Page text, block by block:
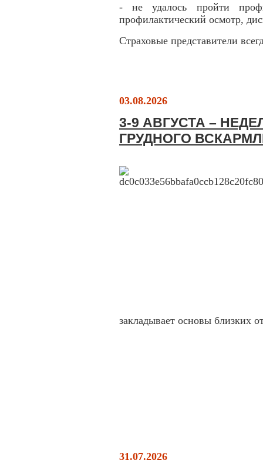
- не удалось пройти
профилактический осмотр,
Страховые представители
03.08.2026
3-9 АВГУСТА –
ГРУДНОГО
закладывает основы близких
31.07.2026